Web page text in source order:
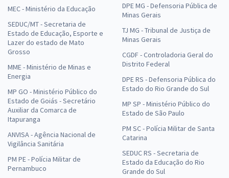
MEC - Ministério da Educação
SEDUC/MT - Secretaria de
Estado de Educação, Esporte e
Lazer do estado de Mato
Grosso
MME - Ministério de Minas e
Energia
MP GO - Ministério Público do
Estado de Goiás - Secretário
Auxiliar da Comarca de
Itapuranga
ANVISA - Agência Nacional de
Vigilância Sanitária
PM PE - Polícia Militar de
Pernambuco
DPE MG - Defensoria Pública de
Minas Gerais
TJ MG - Tribunal de Justiça de
Minas Gerais
CGDF - Controladoria Geral do
Distrito Federal
DPE RS - Defensoria Pública do
Estado do Rio Grande do Sul
MP SP - Ministério Público do
Estado de São Paulo
PM SC - Polícia Militar de Santa
Catarina
SEDUC RS - Secretaria de
Estado da Educação do Rio
Grande do Sul